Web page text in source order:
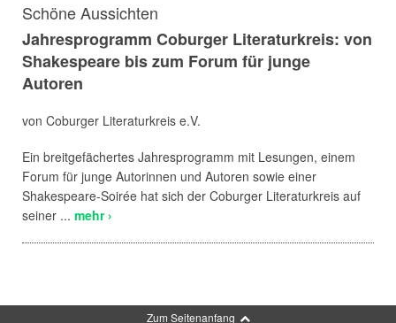
Schöne Aussichten
Jahresprogramm Coburger Literaturkreis: von
Shakespeare bis zum Forum für junge
Autoren
von Coburger Literaturkreis e.V.
Ein breitgefächertes Jahresprogramm mit Lesungen, einem
Forum für junge Autorinnen und Autoren sowie einer
Shakespeare-Soirée hat sich der Coburger Literaturkreis auf
seiner ... mehr ›
Zum Seitenanfang